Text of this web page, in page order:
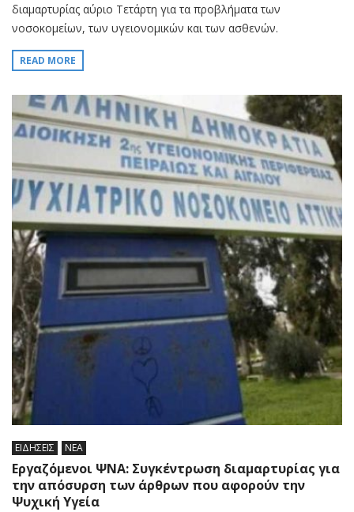
διαμαρτυρίας αύριο Τετάρτη για τα προβλήματα των
νοσοκομείων, των υγειονομικών και των ασθενών.
READ MORE
ΕΙΔΗΣΕΙΣ ΝΕΑ
Εργαζόμενοι ΨΝΑ: Συγκέντρωση διαμαρτυρίας για
την απόσυρση των άρθρων που αφορούν την
Ψυχική Υγεία